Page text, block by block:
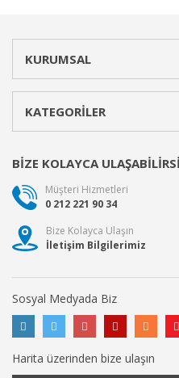
KURUMSAL
KATEGORİLER
BİZE KOLAYCA
Müşteri Hizmetleri
0 212 221 90 34
Bize Kolayca Ulaşın
İletişim Bilgilerimiz
Sosyal Medyada Biz
Harita üzerinden bize ulaşın